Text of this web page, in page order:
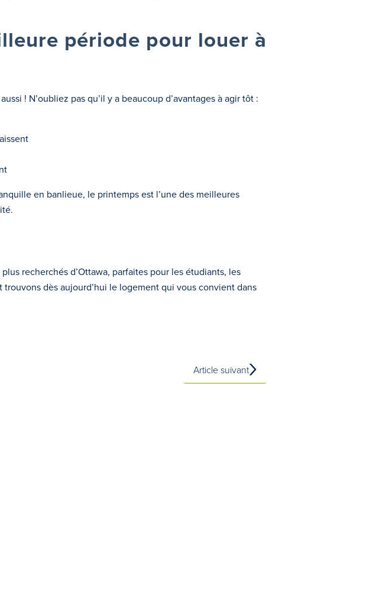
période pour louer à
! N’oubliez pas qu’il y a beaucoup d’avantages à agir tôt :
en banlieue, le printemps est l’une des meilleures
recherchés d’Ottawa, parfaites pour les étudiants, les
dès aujourd’hui le logement qui vous convient dans
Article suivant